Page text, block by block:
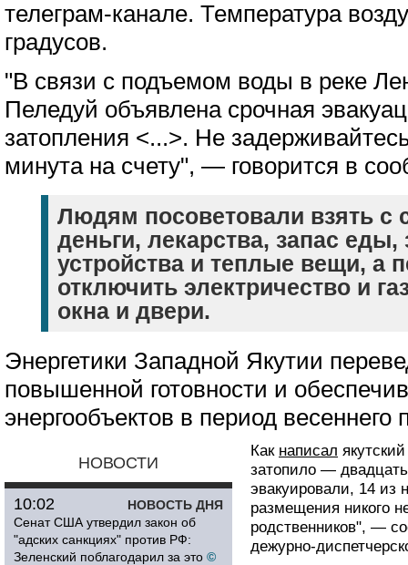
телеграм-канале. Температура
градусов.
"В связи с подъемом воды в реке
Пеледуй объявлена срочная
затопления <...>. Не
минута на счету", — говорится в
Людям посоветовали взять с
деньги, лекарства, запас
устройства и теплые вещи, а
отключить электричество и
окна и двери.
Энергетики Западной Якутии
повышенной готовности и
энергообъектов в период весеннего
НОВОСТИ
НОВОСТЬ ДНЯ
10:02
Сенат США утвердил закон об
"адских санкциях" против РФ:
Зеленский поблагодарил за это ©
Как написал
затопило —
эвакуировали, 14 из
размещения никого
родственников", —
дежурно-